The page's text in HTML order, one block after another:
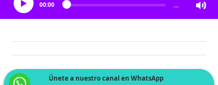
00:00 …
Únete a nuestro canal en WhatsApp